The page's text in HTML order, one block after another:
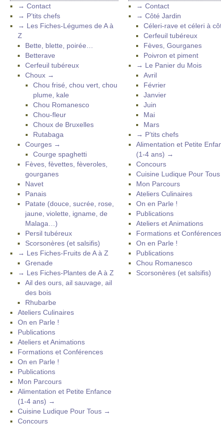
→ Contact
→ P’tits chefs
→ Les Fiches-Légumes de A à
Z
Bette, blette, poirée…
Betterave
Cerfeuil tubéreux
Choux →
Chou frisé, chou vert, chou
plume, kale
Chou Romanesco
Chou-fleur
Choux de Bruxelles
Rutabaga
Courges →
Courge spaghetti
Fèves, fèvettes, fèveroles,
gourganes
Navet
Panais
Patate (douce, sucrée, rose,
jaune, violette, igname, de
Malaga…)
Persil tubéreux
Scorsonères (et salsifis)
→ Les Fiches-Fruits de A à Z
Grenade
→ Les Fiches-Plantes de A à Z
Ail des ours, ail sauvage, ail
des bois
Rhubarbe
Ateliers Culinaires
On en Parle !
Publications
Ateliers et Animations
Formations et Conférences
On en Parle !
Publications
Mon Parcours
Alimentation et Petite Enfance
(1-4 ans) →
Cuisine Ludique Pour Tous →
Concours
→ Contact
→ Côté Jardin
Céleri-rave et céleri à
Cerfeuil tubéreux
Fèves, Gourganes
Poivron et piment
→ Le Panier du Mois
Avril
Février
Janvier
Juin
Mai
Mars
→ P’tits chefs
Alimentation et Petite
(1-4 ans) →
Concours
Cuisine Ludique Pour
Mon Parcours
Ateliers Culinaires
On en Parle !
Publications
Ateliers et Animations
Formations et Conférences
On en Parle !
Publications
Chou Romanesco
Scorsonères (et salsifis)